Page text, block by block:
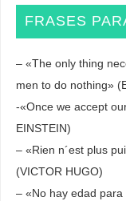
FRASES
– «The only thing
men to do nothing»
-«Once we accept
EINSTEIN)
– «Rien n´est plus
(VICTOR HUGO)
– «No hay edad